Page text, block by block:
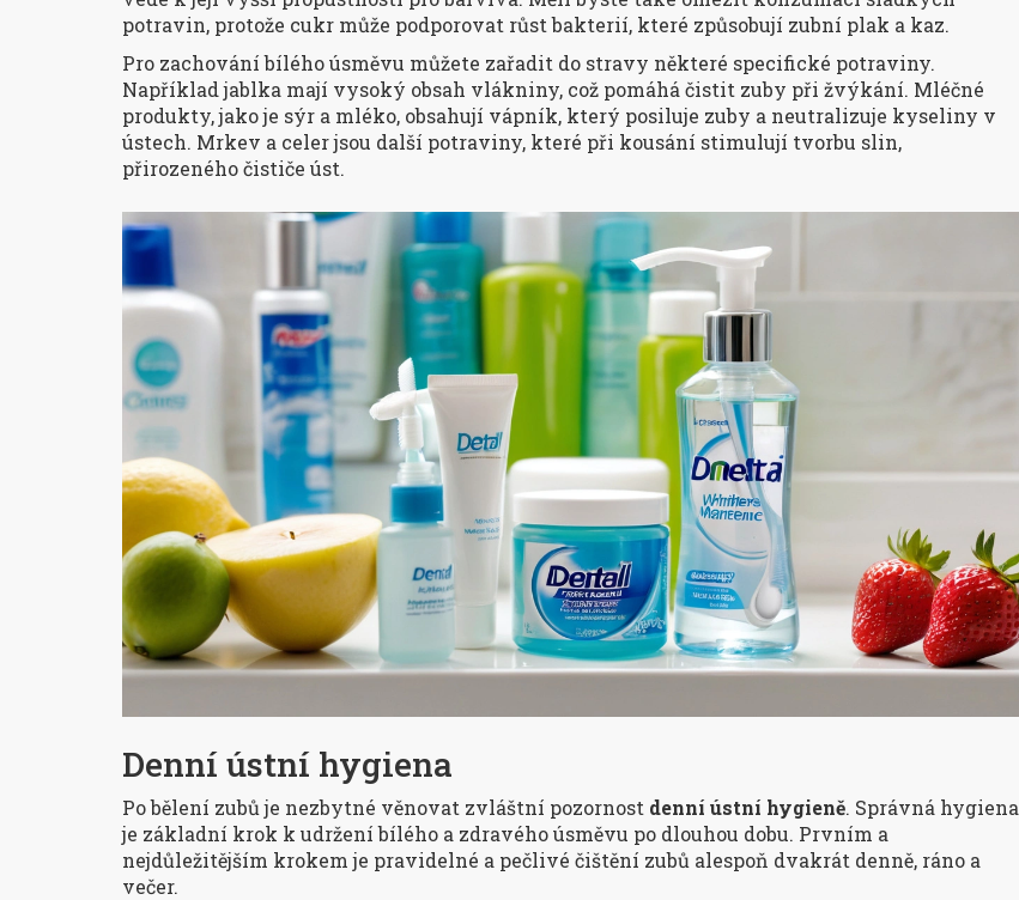
potravin, protože cukr může podporovat růst bakterií, které způsobují zubní plak a kaz.
Pro zachování bílého úsměvu můžete zařadit do stravy některé specifické potraviny.
Například jablka mají vysoký obsah vlákniny, což pomáhá čistit zuby při žvýkání. Mléčné
produkty, jako je sýr a mléko, obsahují vápník, který posiluje zuby a neutralizuje kyseliny v
ústech. Mrkev a celer jsou další potraviny, které při kousání stimulují tvorbu slin,
přirozeného čističe úst.
Denní ústní hygiena
Po bělení zubů je nezbytné věnovat zvláštní pozornost denní ústní hygieně. Správná hygiena
je základní krok k udržení bílého a zdravého úsměvu po dlouhou dobu. Prvním a
nejdůležitějším krokem je pravidelné a pečlivé čištění zubů alespoň dvakrát denně, ráno a
večer.